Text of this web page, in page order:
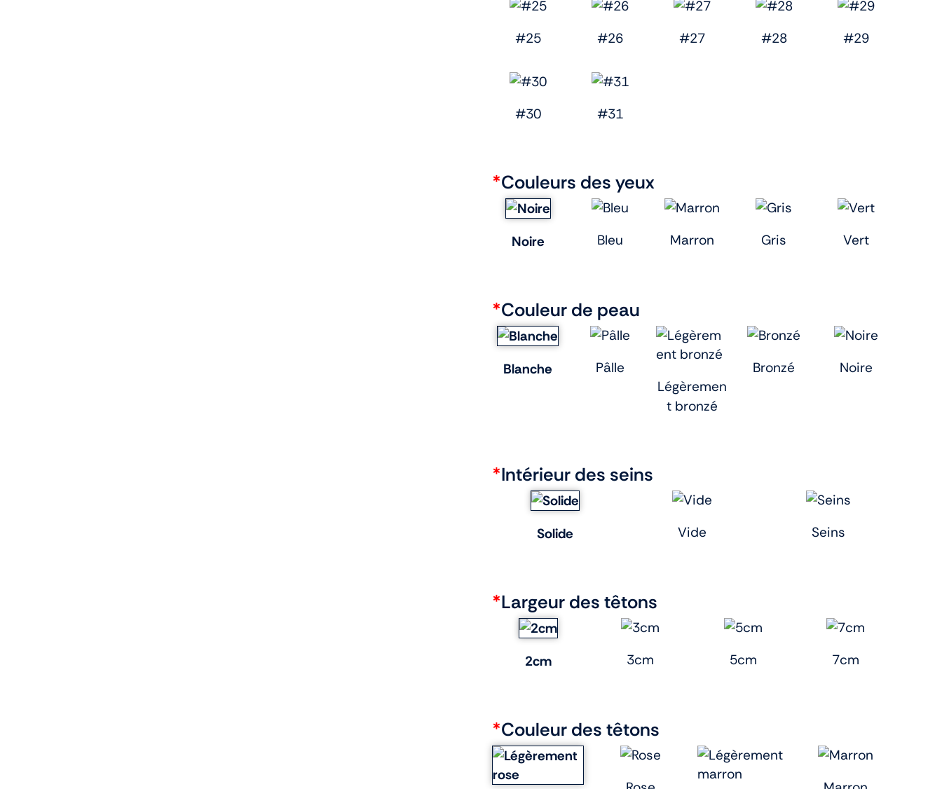
#25 #26 #27 #28 #29
#30 #31
*Couleurs des yeux
Noire Bleu Marron Gris Vert
*Couleur de peau
Blanche
Pâlle
Légèremen
t bronzé
Bronzé Noire
*Intérieur des seins
Solide Vide Seins
*Largeur des têtons
2cm 3cm 5cm 7cm
*Couleur des têtons